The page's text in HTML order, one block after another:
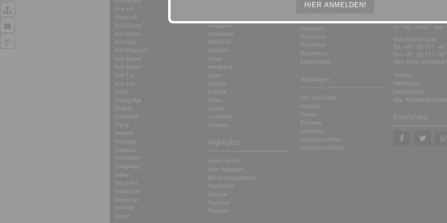
Hua Hin
Khao Lak
Koh Chang
Koh Lanta
Koh Lipe
Koh Phangan
Koh Samet
Koh Samui
Koh Tao
Koh Yao
Krabi
Phang Nga
Phuket
Sukhothai
Trang
Beyond
Malaysia
Singapur
Indonesien
Hongkong
Indien
Sri Lanka
Malediven
Mauritius
Emirate
Oman
Singapore
Indonesien
Indochina
Vietnam
China
Hongkong
Japan
Arabien
Emirate
Oman
Orient
Jordanien
Libanon
Highlights
Asien Pazifik
Your Singapore
Bali Boutiquehotels
Kayumanis
Samaya
Pavilions
Plataran
Stopover
Singapore
Reiseinfos
Reisetipps
Reisenews
Kombireisen
Anzeigen
Get Your Guide
Amazon
Condor
Emirates
Lufthansa
Austrian Airlines
Singapore Airlines
11 ° 05 ' 39.25 " Ost
B&N Tourismus.tv
Tel +49 - (0) 911 - 49
Fax +49 - (0) 911 - 49
Web
Termine
Impressum
Datenschutz
Allg.
Empfehlen
HIER ANMELDEN!